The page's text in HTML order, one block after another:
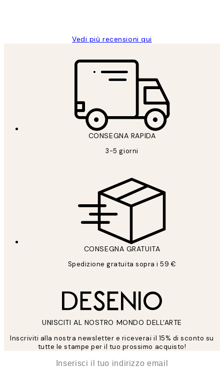
Vedi più recensioni qui
CONSEGNA RAPIDA
3-5 giorni
CONSEGNA GRATUITA
Spedizione gratuita sopra i 59 €
UNISCITI AL NOSTRO MONDO DELL'ARTE
Inscriviti alla nostra newsletter e riceverai il 15% di sconto su
tutte le stampe per il tuo prossimo acquisto!